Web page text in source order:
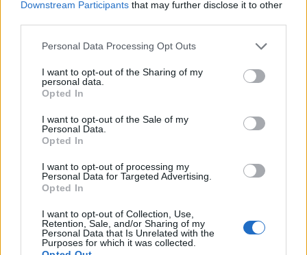
Downstream Participants that may further disclose it to other
Please note that this website/app uses one or more Google
not limited to your visit or usage behaviour. You may click to
grant or deny consent to Google and its third-party tags to
use your data for below specified purposes in below Google
consent section.
Personal Data Processing Opt Outs
I want to opt-out of the Sharing of my
personal data.
Opted In
I want to opt-out of the Sale of my
Personal Data.
Opted In
I want to opt-out of processing my
Personal Data for Targeted Advertising.
Opted In
I want to opt-out of Collection, Use,
Retention, Sale, and/or Sharing of my
Personal Data that Is Unrelated with the
Purposes for which it was collected.
lakótelep legfontosabb utcáját
Pestszentlőrinc egyik első lakótelepén kanyarog a Dolgozó utca,
amelynek komplex burkolatmegújításáért felel a Profunda Bau.
Új vízáteresztő burkolatú parkolók
épülnek Zuglóban – helyben tartják a
épület energiatakarékos